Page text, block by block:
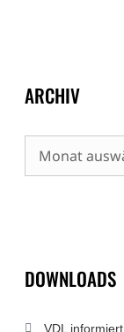
ARCHIV
Archiv
DOWNLOADS
VDL informiert